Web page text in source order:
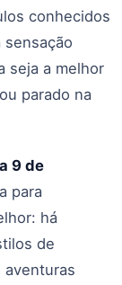
conhecidos
sensação
seja a melhor
parado na
9 de
para
há
de
aventuras